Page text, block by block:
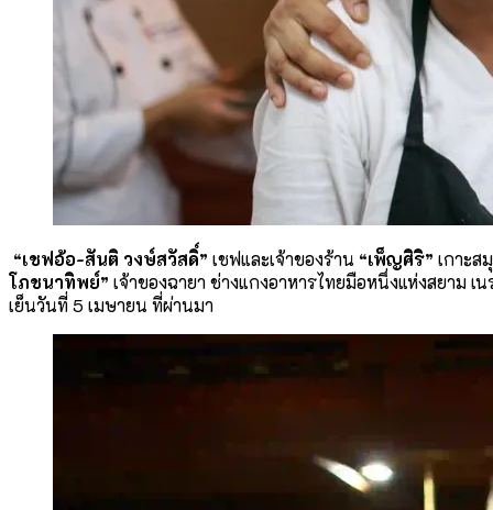
“เชฟอ้อ-สันติ วงษ์สวัสดิ์” เชฟและเจ้าของร้าน “เพ็ญศิริ” เกาะส
โภชนาทิพย์” เจ้าของฉายา ช่างแกงอาหารไทยมือหนึ่งแห่งสยาม
เย็นวันที่ 5 เมษายน ที่ผ่านมา